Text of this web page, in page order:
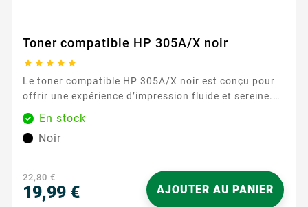
Toner compatible HP 305A/X noir
    
Le toner compatible HP 305A/X noir est conçu pour
offrir une expérience d’impression fluide et sereine.
Idéal pour les documents du quotidien comme pour
vos rapports professionnels, il s’intègre parfaitement
à votre imprimante compatible, pour un résultat
des textes nets et des noirs...
En stock
Noir
22,80 €
19,99 € AJOUTER AU PANIER